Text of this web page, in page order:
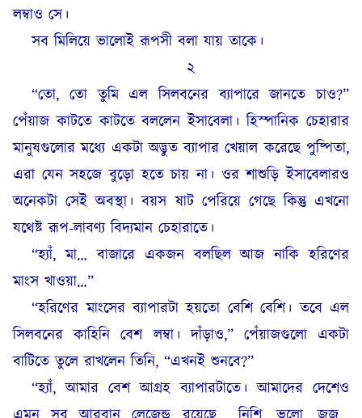
লম্বাও সে।
সব মিলিয়ে ভালোই রূপসী বলা যায় তাকে।
২
“তো, তো তুমি এল সিলবনের ব্যাপারে জানতে চাও?”
পেঁয়াজ কাটতে কাটতে বললেন ইসাবেলা। হিস্পানিক চেহারার
মানুষগুলোর মধ্যে একটা অদ্ভুত ব্যাপার খেয়াল করেছে পুষ্পিতা,
এরা যেন সহজে বুড়ো হতে চায় না। ওর শাশুড়ি ইসাবেলারও
অনেকটা সেই অবস্থা। বয়স ষাট পেরিয়ে গেছে কিন্তু এখনো
যথেষ্ট রূপ-লাবণ্য বিদ্যমান চেহারাতে।
“হ্যাঁ, মা… বাজারে একজন বলছিল আজ নাকি হরিণের
মাংস খাওয়া…”
“হরিণের মাংসের ব্যাপারটা হয়তো বেশি বেশি। তবে এল
সিলবনের কাহিনি বেশ লম্বা। দাঁড়াও,” পেঁয়াজগুলো একটা
বাটিতে তুলে রাখলেন তিনি, “এখনই শুনবে?”
“হ্যাঁ, আমার বেশ আগ্রহ ব্যাপারটাতে। আমাদের দেশেও